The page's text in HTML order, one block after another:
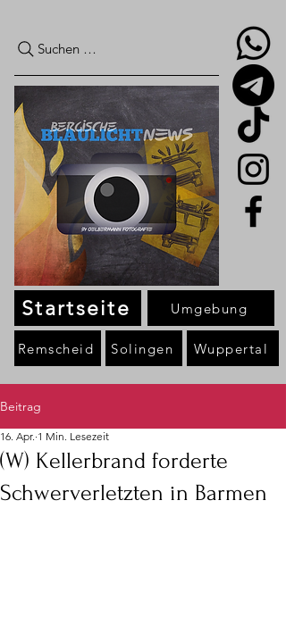
Suchen …
Startseite
Remscheid Solingen Wuppertal
Umgebung
Beitrag
(W) Kellerbrand forderte
Schwerverletzten in Barmen
16. Apr. 1 Min. Lesezeit